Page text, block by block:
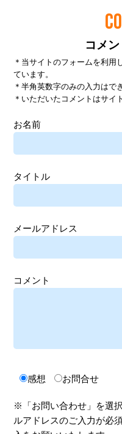
コメ
＊当サイトのフォームを利用
ています。
＊半角英数字のみの入力はで
＊いただいたコメントはサイ
お名前
タイトル
メールアドレス
コメント
感想 お問合せ
※「お問い合わせ」を選
ルアドレスのご入力が必